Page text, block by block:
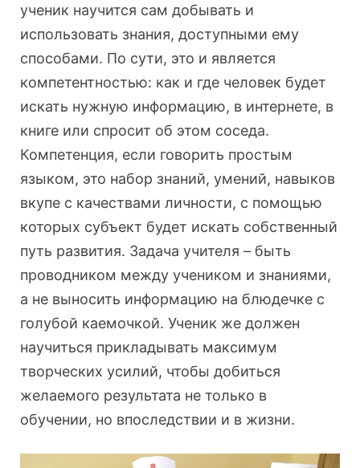
ученик научится сам добывать и
использовать знания, доступными ему
способами. По сути, это и является
компетентностью: как и где человек будет
искать нужную информацию, в интернете, в
книге или спросит об этом соседа.
Компетенция, если говорить простым
языком, это набор знаний, умений, навыков
вкупе с качествами личности, с помощью
которых субъект будет искать собственный
путь развития. Задача учителя – быть
проводником между учеником и знаниями,
а не выносить информацию на блюдечке с
голубой каемочкой. Ученик же должен
научиться прикладывать максимум
творческих усилий, чтобы добиться
желаемого результата не только в
обучении, но впоследствии и в жизни.